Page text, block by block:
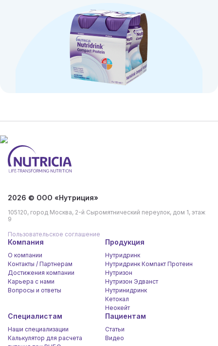
2026 © ООО «Нутриция»
105120, город Москва, 2-й Сыромятнический переулок, дом 1, этаж
9
Пользовательское соглашение
Компания
О компании
Контакты / Партнерам
Достижения компании
Карьера c нами
Вопросы и ответы
Продукция
Нутридринк
Нутридринк Компакт Протеин
Нутризон
Нутризон Эдванст
Нутринидринк
Кетокал
Неокейт
Специалистам
Наши специализации
Калькулятор для расчета
Пациентам
Статьи
Видео